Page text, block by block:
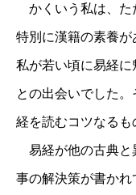
かくいう私は、た
特別に漢籍の素養
私が若い頃に易経に
との出会いでした
経を読むコツなるも
易経が他の古典と
事の解決策が書か